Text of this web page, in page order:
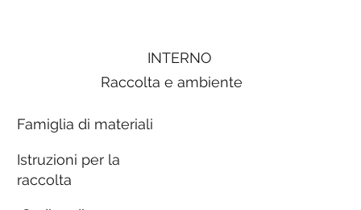
INTERNO
Raccolta e ambiente
Famiglia di materiali
Istruzioni per la
raccolta